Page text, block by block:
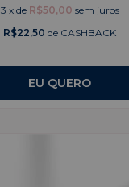
3 x de R$50,00 sem juros
R$22,50 de CASHBACK